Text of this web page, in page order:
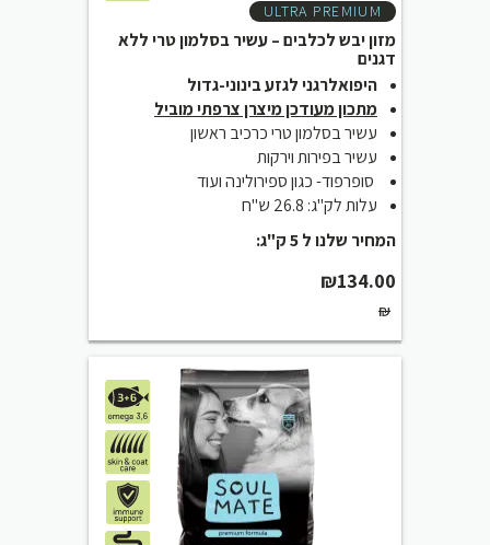
ULTRA PREMIUM
מזון יבש לכלבים – עשיר בסלמון טרי ללא
דגנים
היפואלרגני לגזע בינוני-גדול
מתכון מעודכן מיצרן צרפתי מוביל
עשיר בסלמון טרי כרכיב ראשון
עשיר בפירות וירקות
סופרפוד- כגון ספירולינה ועוד
עלות לק"ג: 26.8 ש"ח
המחיר שלנו ל 5 ק"ג:
₪134.00
₪